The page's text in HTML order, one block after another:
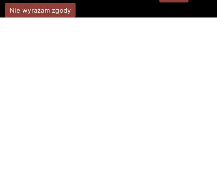
Nie wyrażam zgody